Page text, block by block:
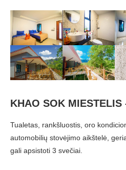
KHAO SOK MIESTELIS
Tualetas, rankšluostis, oro
automobilių stovėjimo aikštelė,
gali apsistoti 3 svečiai.